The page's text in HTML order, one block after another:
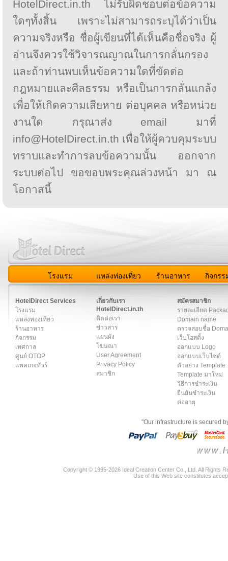
HotelDirect.in.th ไม่รับผิดชอบต่อข้อความ
ใดๆทั้งสิ้น เพราะไม่สามารถระบุได้ว่าเป็น
ความจริงหรือ ชื่อผู้เขียนที่ได้เห็นคือชื่อจริง ผู้
อ่านจึงควรใช้วิจารณญาณในการกลั่นกรอง
และถ้าท่านพบเห็นข้อความใดที่ขัดต่อ
กฎหมายและศีลธรรม หรือเป็นการกลั่นแกล้ง
เพื่อให้เกิดความเสียหาย ต่อบุคคล หรือหน่วย
งานใด กรุณาส่ง email มาที่
info@HotelDirect.in.th เพื่อให้ผู้ควบคุมระบบ
ทราบและทำการลบข้อความนั้น ออกจาก
ระบบต่อไป ขอขอบพระคุณล่วงหน้า มา ณ
โอกาสนี้
โรงแรม แหล่งท่องเที่ยว ร้านอาหาร กิจกรร
HotelDirect Services
โรงแรม
แหล่งท่องเที่ยว
ร้านอาหาร
กิจกรรม
เทศกาล
ศูนย์ OTOP
แพคเกจทัวร์
เกี่ยวกับเรา
HotelDirect.in.th
ติดต่อเรา
ข่าวสาร
แผนผัง
โฆษณา
User Agreement
Privacy Policy
สมาชิก
สมัครสมาชิก
รายละเอียด
Domain name
ตรวจสอบชื่อ
เว็บโฮสติ้ง
ออกแบบ Logo
ออกแบบเว็บไซต์
ตัวอย่าง Template
Template มาใหม่
วิธีการชำระเงิน
ยืนยันชำระเงิน
ต่ออายุ
"Our infrastructure is secured
Copyright © 1995-2026 Ideal Creation Center Co., Ltd. All Rights
Use of this Web site constitutes